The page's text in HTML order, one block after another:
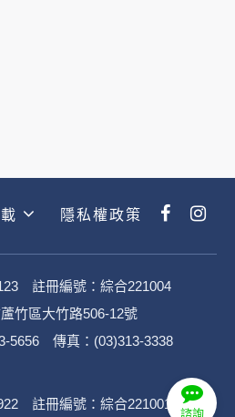
告廠商
旅行社
號及
諮詢
隱私權政策
註冊編號：綜合221004
竹區大竹路506-12號
5656 傳真：(03)313-3338
註冊編號：綜合221001